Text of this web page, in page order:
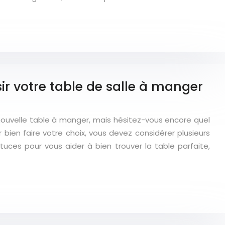
votre table de salle à manger
table à manger, mais hésitez-vous encore quel
faire votre choix, vous devez considérer plusieurs
pour vous aider à bien trouver la table parfaite,